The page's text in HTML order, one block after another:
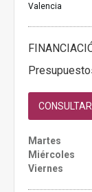
Valencia
Martes
Miércoles
Viernes